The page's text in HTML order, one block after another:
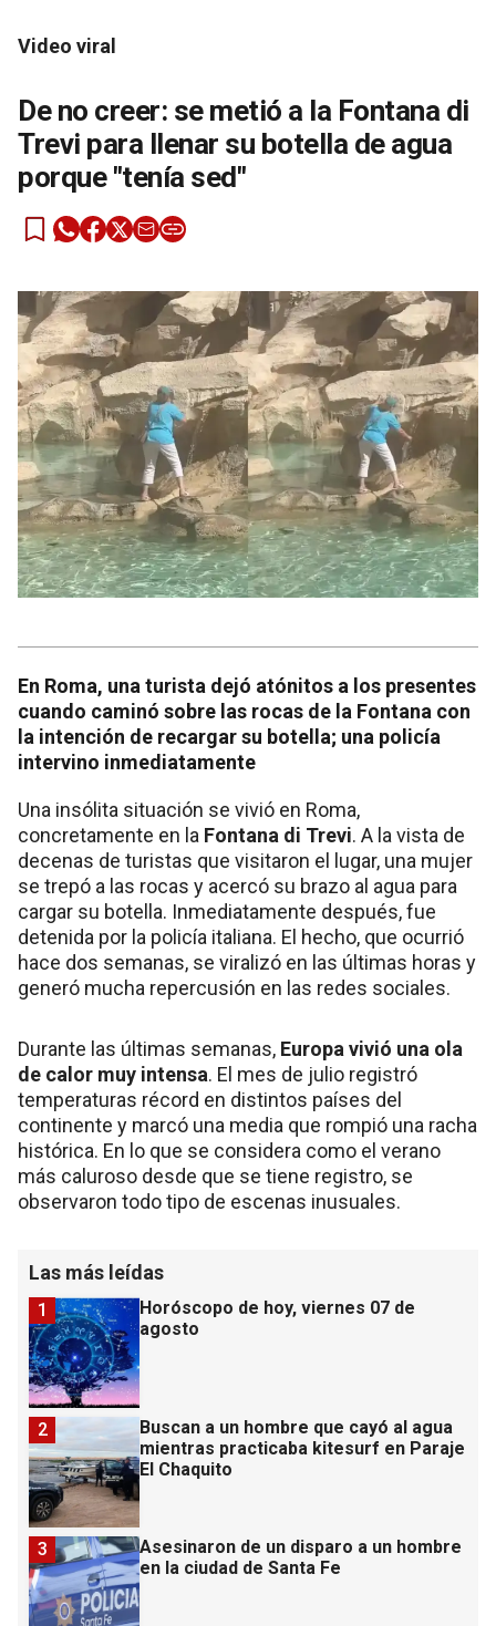
Video viral
De no creer: se metió a la Fontana di
Trevi para llenar su botella de agua
porque "tenía sed"
En Roma, una turista dejó atónitos a los presentes
cuando caminó sobre las rocas de la Fontana con
la intención de recargar su botella; una policía
intervino inmediatamente
Una insólita situación se vivió en Roma,
concretamente en la Fontana di Trevi. A la vista de
decenas de turistas que visitaron el lugar, una mujer
se trepó a las rocas y acercó su brazo al agua para
cargar su botella. Inmediatamente después, fue
detenida por la policía italiana. El hecho, que ocurrió
hace dos semanas, se viralizó en las últimas horas y
generó mucha repercusión en las redes sociales.
Durante las últimas semanas, Europa vivió una ola
de calor muy intensa. El mes de julio registró
temperaturas récord en distintos países del
continente y marcó una media que rompió una racha
histórica. En lo que se considera como el verano
más caluroso desde que se tiene registro, se
observaron todo tipo de escenas inusuales.
Las más leídas
Horóscopo de hoy, viernes 07 de
agosto
1
Buscan a un hombre que cayó al agua
mientras practicaba kitesurf en Paraje
El Chaquito
2
Asesinaron de un disparo a un hombre
en la ciudad de Santa Fe
3